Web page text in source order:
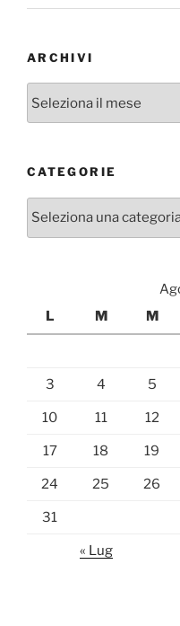
ARCHIVI
CATEGORIE
Categorie
L
M M
3 4 5
10 11 12
17 18 19
24 25 26
31
« Lug